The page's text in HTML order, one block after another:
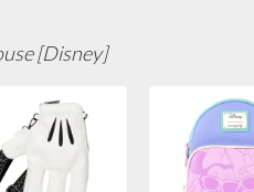
[Disney]